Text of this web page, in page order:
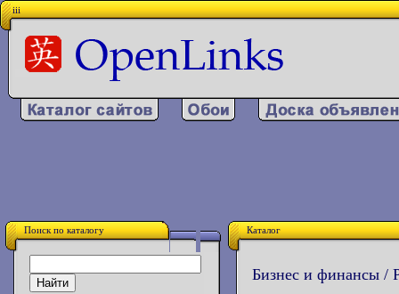
iii
Поиск по каталогу Каталог
Бизнес и финансы /